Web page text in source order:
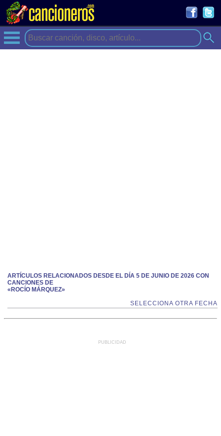
ARTÍCULOS RELACIONADOS DESDE EL DÍA 5 DE JUNIO DE 2026 CON
CANCIONES DE
«ROCÍO MÁRQUEZ»
SELECCIONA OTRA FECHA
PUBLICIDAD